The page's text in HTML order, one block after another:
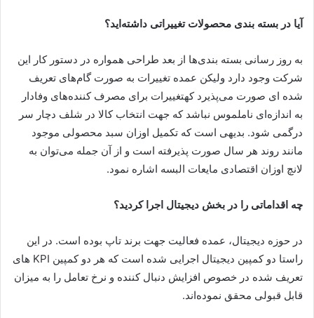
آیا در بسته بندی محصولات تغییراتی داشته‌اید؟
به روز رسانی بسته بندی‌ها از بعد طراحی همواره در دستور کار این
شرکت وجود دارد ولیکن عمده تغییرات به صورت گام‌های تعریف
شده ای صورت می‌پذیرد کهتغییرات برای مصرف کننده‌های وفادار
به اندازه‌ای ناملموس نباشد که جهت انتخاب کالا در شلف دچار سر
درگمی شود. بدیهی است که تکمیل اوزان سبد محصولی موجود
مانند روند هر سال صورت پذیرفته است و از آن جمله می‌توان به
لانچ اوزان اقتصادی مایعات البسه اشاره نمود.
چه اقداماتی را در بخش دیجیتال اجرا کردید؟
در حوزه دیجیتال، عمده فعالیت جهت برند تاپ بوده است. در این
راستا دو کمپین دیجیتال اجرایی شده است که هر دو کمپین KPI های
تعریف شده در خصوص افزایش دنبال کننده و نرخ تعامل را به میزان
قابل قبولی محقق نموده‌اند.